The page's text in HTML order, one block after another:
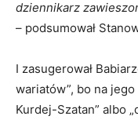
dziennikarz
– podsumował
I zasugerował
wariatów”, bo na
Kurdej-Szatan” albo